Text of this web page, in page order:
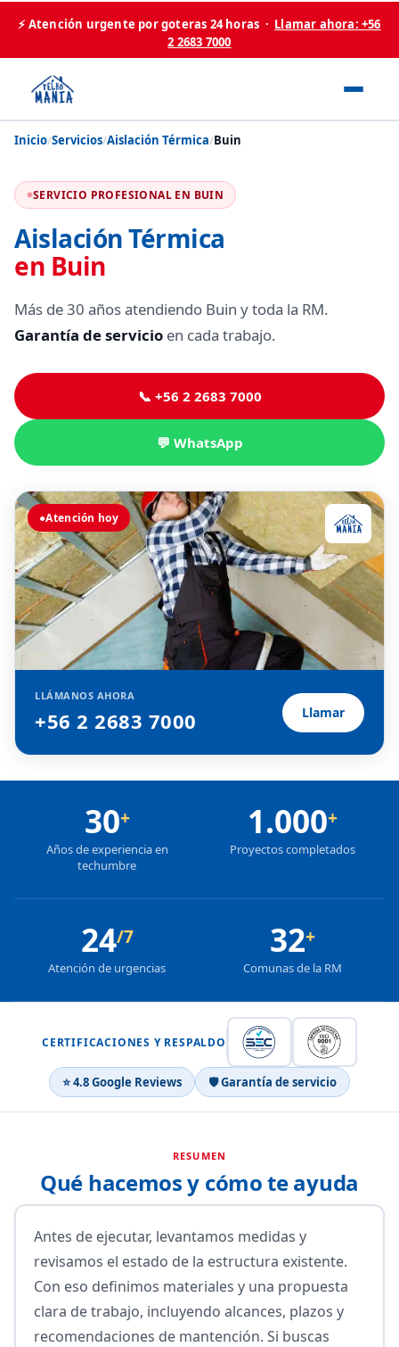
⚡ Atención urgente por goteras 24 horas · Llamar ahora: +56
2 2683 7000
Inicio/Servicios/Aislación Térmica/Buin
SERVICIO PROFESIONAL EN BUIN
Aislación Térmica
en Buin
Más de 30 años atendiendo Buin y toda la RM.
Garantía de servicio en cada trabajo.
📞 +56 2 2683 7000
💬 WhatsApp
●Atención hoy
LLÁMANOS AHORA
+56 2 2683 7000 Llamar
30+
Años de experiencia en
techumbre
1.000+
Proyectos completados
24/7
Atención de urgencias
32+
Comunas de la RM
CERTIFICACIONES Y RESPALDO
⭐ 4.8 Google Reviews 🛡 Garantía de servicio
RESUMEN
Qué hacemos y cómo te ayuda
Antes de ejecutar, levantamos medidas y
revisamos el estado de la estructura existente.
Con eso definimos materiales y una propuesta
clara de trabajo, incluyendo alcances, plazos y
recomendaciones de mantención. Si buscas